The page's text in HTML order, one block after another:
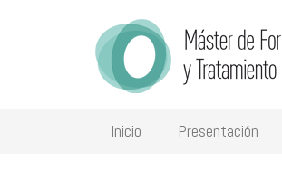
Inicio Presentación